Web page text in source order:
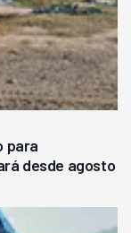
para
desde agosto